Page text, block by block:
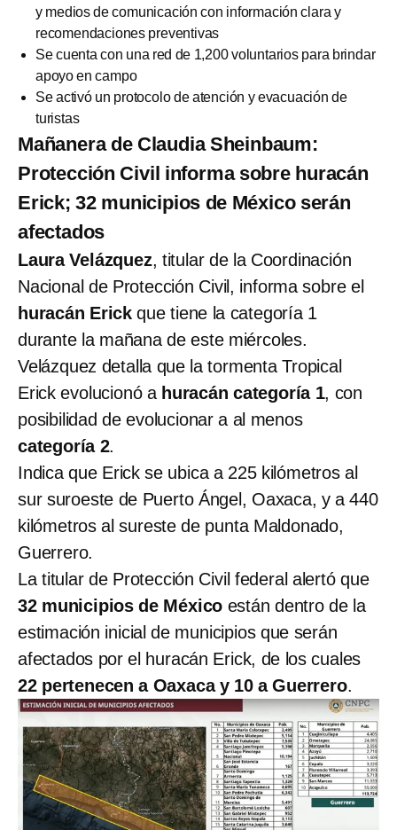
y medios de comunicación con información clara y
recomendaciones preventivas
Se cuenta con una red de 1,200 voluntarios para brindar
apoyo en campo
Se activó un protocolo de atención y evacuación de
turistas
Mañanera de Claudia Sheinbaum:
Protección Civil informa sobre huracán
Erick; 32 municipios de México serán
afectados
Laura Velázquez, titular de la Coordinación
Nacional de Protección Civil, informa sobre el
huracán Erick que tiene la categoría 1
durante la mañana de este miércoles.
Velázquez detalla que la tormenta Tropical
Erick evolucionó a huracán categoría 1, con
posibilidad de evolucionar a al menos
categoría 2.
Indica que Erick se ubica a 225 kilómetros al
sur suroeste de Puerto Ángel, Oaxaca, y a 440
kilómetros al sureste de punta Maldonado,
Guerrero.
La titular de Protección Civil federal alertó que
32 municipios de México están dentro de la
estimación inicial de municipios que serán
afectados por el huracán Erick, de los cuales
22 pertenecen a Oaxaca y 10 a Guerrero.